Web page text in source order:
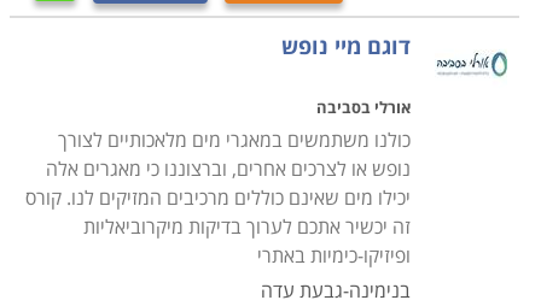
דוגם מיי נופש
אורלי בסביבה
כולנו משתמשים במאגרי מים מלאכותיים לצורך
נופש או לצרכים אחרים, וברצוננו כי מאגרים אלה
יכילו מים שאינם כוללים מרכיבים המזיקים לנו. קורס
זה יכשיר אתכם לערוך בדיקות מיקרוביאליות
ופיזיקו-כימיות באתרי
בנימינה-גבעת עדה